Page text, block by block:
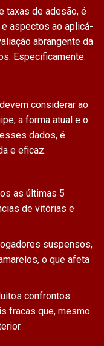
taxas de adesão, é
aspectos ao aplicá-
abrangente da
Especificamente:
considerar ao
a forma atual e o
dados, é
e eficaz.
as últimas 5
de vitórias e
suspensos,
o que afeta
confrontos
fracas que, mesmo